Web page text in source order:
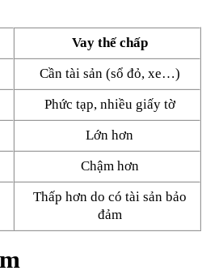
Vay thế chấp
Cần tài sản (sổ đỏ, xe…)
Phức tạp, nhiều giấy tờ
Lớn hơn
Chậm hơn
Thấp hơn do có tài sản bảo
đảm